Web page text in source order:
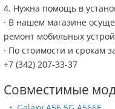
4. Нужна помощь в
· В нашем магазине
ремонт мобильных
· По стоимости и срокам
+7 (342) 207-33-37
Совместимые